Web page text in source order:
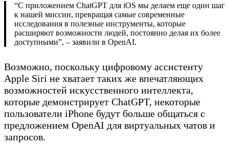
“С приложением ChatGPT для iOS мы делаем еще один шаг
к нашей миссии, превращая самые современные
исследования в полезные инструменты, которые
расширяют возможности людей, постоянно делая их более
доступными”, – заявили в OpenAI.
Возможно, поскольку цифровому ассистенту
Apple Siri не хватает таких же впечатляющих
возможностей искусственного интеллекта,
которые демонстрирует ChatGPT, некоторые
пользователи iPhone будут больше общаться с
предложением OpenAI для виртуальных чатов и
запросов.